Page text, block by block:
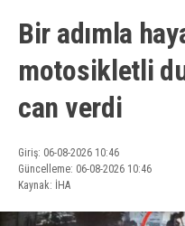
Bir adımla
motosikletli
can verdi
Giriş: 06-08-2026 10:46
Güncelleme: 06-08-2026 10:46
Kaynak: İHA